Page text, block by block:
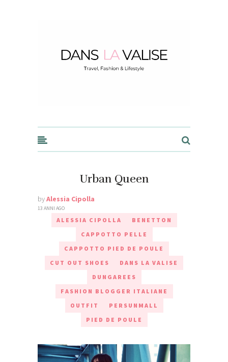
Urban Queen
byAlessia Cipolla
13 ANNI AGO
ALESSIA CIPOLLA
BENETTON
CAPPOTTO PELLE
CAPPOTTO PIED DE POULE
CUT OUT SHOES
DANS LA VALISE
DUNGAREES
FASHION BLOGGER ITALIANE
OUTFIT
PERSUNMALL
PIED DE POULE